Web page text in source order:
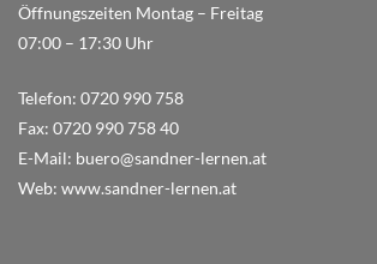
Öffnungszeiten Montag – Freitag
07:00 – 17:30 Uhr
Telefon: 0720 990 758
Fax: 0720 990 758 40
E-Mail: buero@sandner-lernen.at
Web: www.sandner-lernen.at